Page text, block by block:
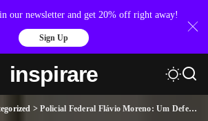
our newsletter and get 20% off right away!
Sign Up
inspirare
>Policial Federal Flávio Moreno: Um Defensor da Segurança Pública em Alagoas: Construindo uma Maceió Mais Segura